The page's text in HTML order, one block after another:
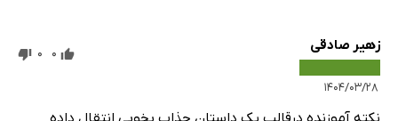
زهیر صادقی
۱۴۰۴/۰۳/۲۸
0
0